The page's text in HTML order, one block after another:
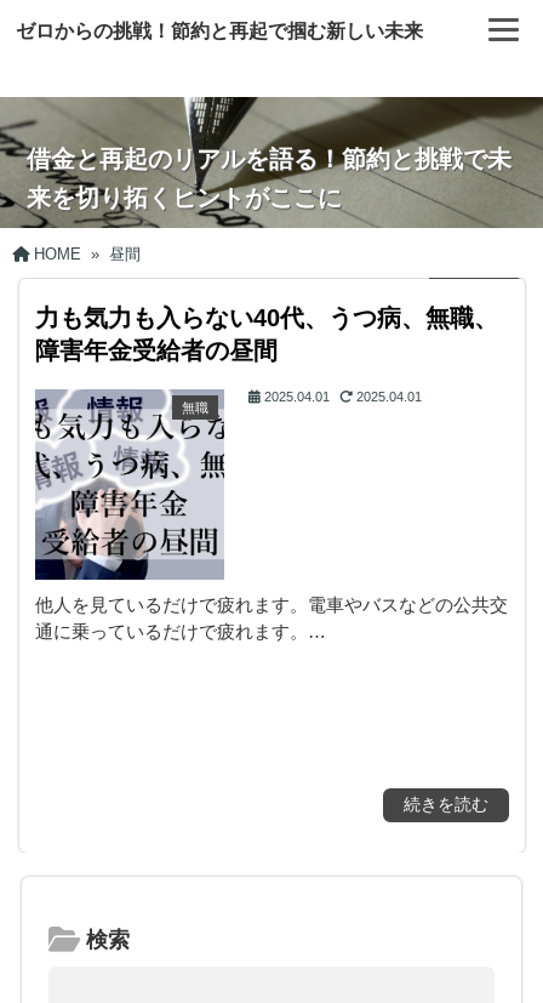
ゼロからの挑戦！節約と再起で掴む新しい未来
借金と再起のリアルを語る！節約と挑戦で未
来を切り拓くヒントがここに
HOME » 昼間
力も気力も入らない40代、うつ病、無職、
障害年金受給者の昼間
無職
2025.04.01 2025.04.01
他人を見ているだけで疲れます。電車やバスなどの公共交
通に乗っているだけで疲れます。…
続きを読む
検索